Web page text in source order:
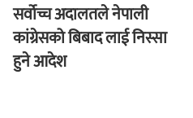
सर्वोच्च अदालतले नेपाली
कांग्रेसको बिबाद लाई निस्सा
हुने आदेश